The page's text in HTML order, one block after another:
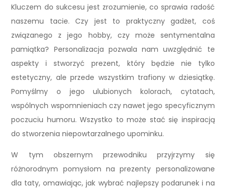
Kluczem do sukcesu jest zrozumienie, co sprawia radość
naszemu tacie. Czy jest to praktyczny gadżet, coś
związanego z jego hobby, czy może sentymentalna
pamiątka? Personalizacja pozwala nam uwzględnić te
aspekty i stworzyć prezent, który będzie nie tylko
estetyczny, ale przede wszystkim trafiony w dziesiątkę.
Pomyślmy o jego ulubionych kolorach, cytatach,
wspólnych wspomnieniach czy nawet jego specyficznym
poczuciu humoru. Wszystko to może stać się inspiracją
do stworzenia niepowtarzalnego upominku.
W tym obszernym przewodniku przyjrzymy się
różnorodnym pomysłom na prezenty personalizowane
dla taty, omawiając, jak wybrać najlepszy podarunek i na